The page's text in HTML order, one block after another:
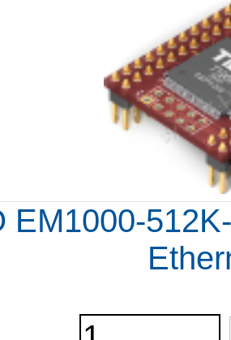
EM1000-